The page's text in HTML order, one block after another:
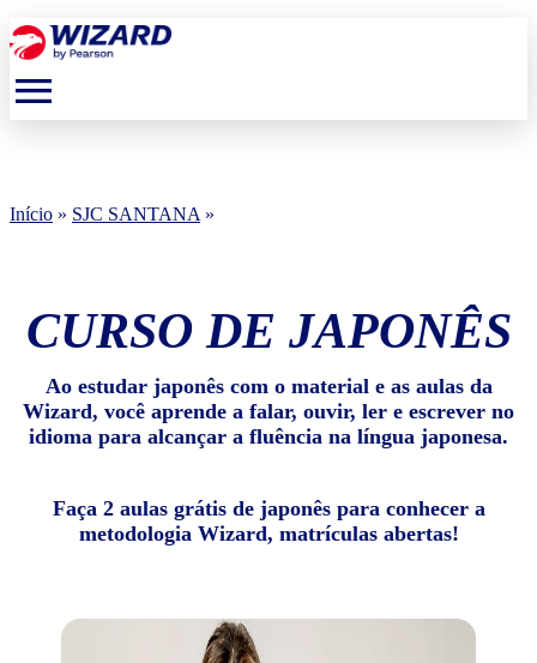
menu
Início » SJC SANTANA »
CURSO DE JAPONÊS
Ao estudar japonês com o material e as aulas da
Wizard, você aprende a falar, ouvir, ler e escrever no
idioma para alcançar a fluência na língua japonesa.
Faça 2 aulas grátis de japonês para conhecer a
metodologia Wizard, matrículas abertas!